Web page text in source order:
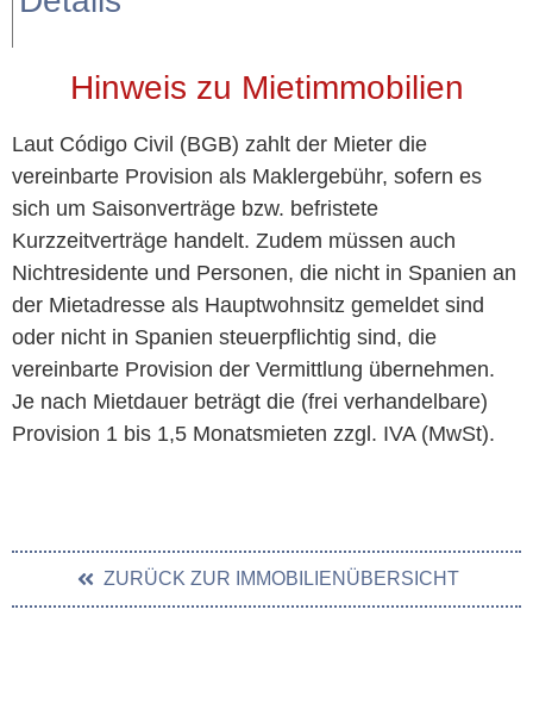
Hinweis zu Mietimmobilien
Laut Código Civil (BGB) zahlt der Mieter die
vereinbarte Provision als Maklergebühr, sofern es
sich um Saisonverträge bzw. befristete
Kurzzeitverträge handelt. Zudem müssen auch
Nichtresidente und Personen, die nicht in Spanien an
der Mietadresse als Hauptwohnsitz gemeldet sind
oder nicht in Spanien steuerpflichtig sind, die
vereinbarte Provision der Vermittlung übernehmen.
Je nach Mietdauer beträgt die (frei verhandelbare)
Provision 1 bis 1,5 Monatsmieten zzgl. IVA (MwSt).
ZURÜCK ZUR IMMOBILIENÜBERSICHT